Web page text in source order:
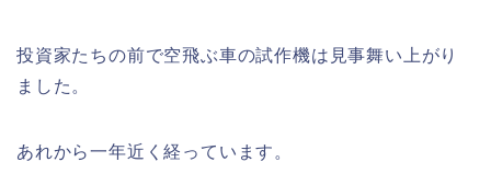
投資家たちの前で空飛ぶ車の試作機は見事舞い上がり
ました。
あれから一年近く経っています。